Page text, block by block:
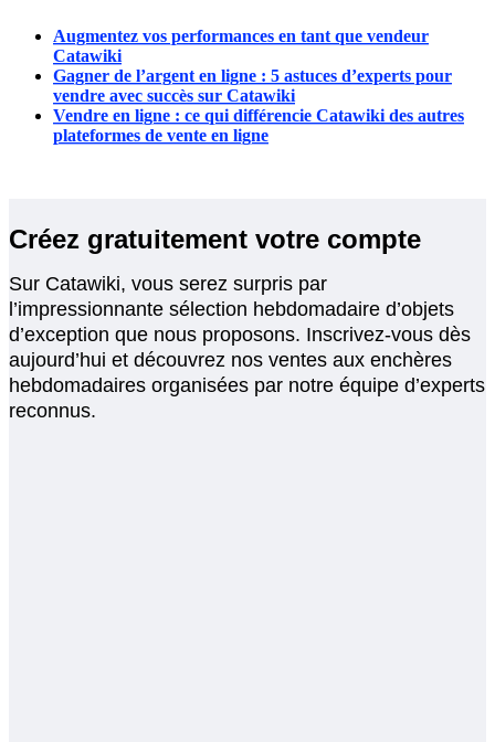
Augmentez vos performances en tant que vendeur
Catawiki
Gagner de l’argent en ligne : 5 astuces d’experts pour
vendre avec succès sur Catawiki
Vendre en ligne : ce qui différencie Catawiki des autres
plateformes de vente en ligne
Créez gratuitement votre compte
Sur Catawiki, vous serez surpris par
l’impressionnante sélection hebdomadaire d’objets
d’exception que nous proposons. Inscrivez-vous dès
aujourd’hui et découvrez nos ventes aux enchères
hebdomadaires organisées par notre équipe d’experts
reconnus.